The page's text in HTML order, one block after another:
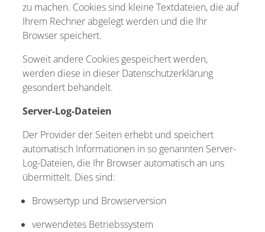
zu machen. Cookies sind kleine Textdateien, die auf
Ihrem Rechner abgelegt werden und die Ihr
Browser speichert.
Soweit andere Cookies gespeichert werden,
werden diese in dieser Datenschutzerklärung
gesondert behandelt.
Server-Log-Dateien
Der Provider der Seiten erhebt und speichert
automatisch Informationen in so genannten Server-
Log-Dateien, die Ihr Browser automatisch an uns
übermittelt. Dies sind:
Browsertyp und Browserversion
verwendetes Betriebssystem